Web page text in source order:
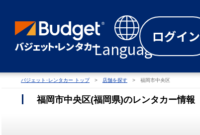
Language
ログイン
バジェット･レンタカー トップ 店舗を探す 福岡市中央区
福岡市中央区(福岡県)のレンタカー情報